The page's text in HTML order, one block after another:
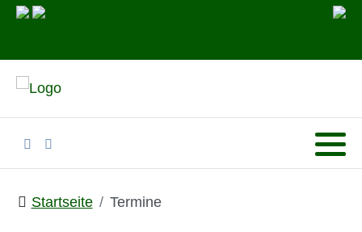
Startseite Termine